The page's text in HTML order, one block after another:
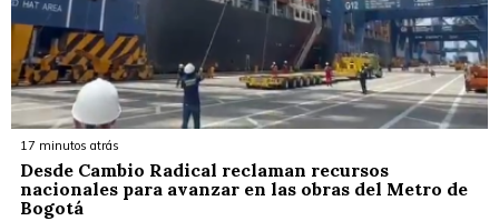
17 minutos atrás
Desde Cambio Radical reclaman recursos
nacionales para avanzar en las obras del Metro de
Bogotá